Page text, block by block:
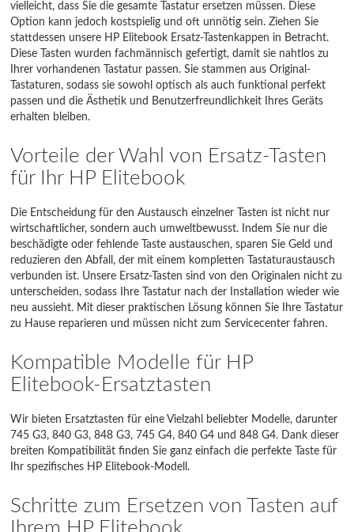
450 G9
455 G10
455 G9
640 G10
645 G11
645 G9
6460B
6465B
655 G9
vielleicht, dass Sie die gesamte Tastatur ersetzen müssen. Diese
Option kann jedoch kostspielig und oft unnötig sein. Ziehen Sie
stattdessen unsere HP Elitebook Ersatz-Tastenkappen in Betracht.
Diese Tasten wurden fachmännisch gefertigt, damit sie nahtlos zu
Ihrer vorhandenen Tastatur passen. Sie stammen aus Original-
Tastaturen, sodass sie sowohl optisch als auch funktional perfekt
passen und die Ästhetik und Benutzerfreundlichkeit Ihres Geräts
erhalten bleiben.
Vorteile der Wahl von Ersatz-Tasten
für Ihr HP Elitebook
Die Entscheidung für den Austausch einzelner Tasten ist nicht nur
wirtschaftlicher, sondern auch umweltbewusst. Indem Sie nur die
beschädigte oder fehlende Taste austauschen, sparen Sie Geld und
reduzieren den Abfall, der mit einem kompletten Tastaturaustausch
verbunden ist. Unsere Ersatz-Tasten sind von den Originalen nicht zu
unterscheiden, sodass Ihre Tastatur nach der Installation wieder wie
neu aussieht. Mit dieser praktischen Lösung können Sie Ihre Tastatur
zu Hause reparieren und müssen nicht zum Servicecenter fahren.
Kompatible Modelle für HP
Elitebook-Ersatztasten
Wir bieten Ersatztasten für eine Vielzahl beliebter Modelle, darunter
745 G3, 840 G3, 848 G3, 745 G4, 840 G4 und 848 G4. Dank dieser
breiten Kompatibilität finden Sie ganz einfach die perfekte Taste für
Ihr spezifisches HP Elitebook-Modell.
Schritte zum Ersetzen von Tasten auf